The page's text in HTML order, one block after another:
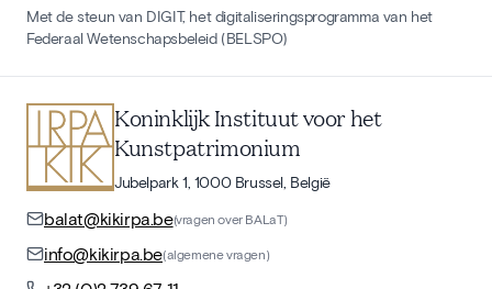
Met de steun van DIGIT, het digitaliseringsprogramma van het
Federaal Wetenschapsbeleid (BELSPO)
Koninklijk Instituut voor het
Kunstpatrimonium
Jubelpark 1, 1000 Brussel, België
balat@kikirpa.be(vragen over BALaT)
info@kikirpa.be(algemene vragen)